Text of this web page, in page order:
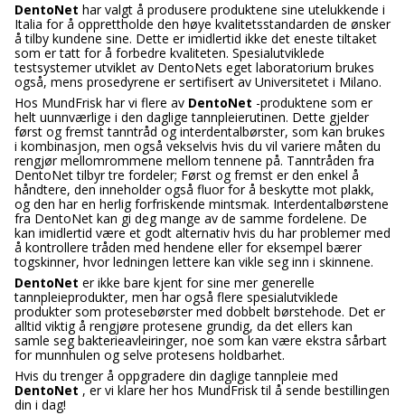
DentoNet har valgt å produsere produktene sine utelukkende i
Italia for å opprettholde den høye kvalitetsstandarden de ønsker
å tilby kundene sine. Dette er imidlertid ikke det eneste tiltaket
som er tatt for å forbedre kvaliteten. Spesialutviklede
testsystemer utviklet av DentoNets eget laboratorium brukes
også, mens prosedyrene er sertifisert av Universitetet i Milano.
Hos MundFrisk har vi flere av DentoNet -produktene som er
helt uunnværlige i den daglige tannpleierutinen. Dette gjelder
først og fremst tanntråd og interdentalbørster, som kan brukes
i kombinasjon, men også vekselvis hvis du vil variere måten du
rengjør mellomrommene mellom tennene på. Tanntråden fra
DentoNet tilbyr tre fordeler; Først og fremst er den enkel å
håndtere, den inneholder også fluor for å beskytte mot plakk,
og den har en herlig forfriskende mintsmak. Interdentalbørstene
fra DentoNet kan gi deg mange av de samme fordelene. De
kan imidlertid være et godt alternativ hvis du har problemer med
å kontrollere tråden med hendene eller for eksempel bærer
togskinner, hvor ledningen lettere kan vikle seg inn i skinnene.
DentoNet er ikke bare kjent for sine mer generelle
tannpleieprodukter, men har også flere spesialutviklede
produkter som protesebørster med dobbelt børstehode. Det er
alltid viktig å rengjøre protesene grundig, da det ellers kan
samle seg bakterieavleiringer, noe som kan være ekstra sårbart
for munnhulen og selve protesens holdbarhet.
Hvis du trenger å oppgradere din daglige tannpleie med
DentoNet , er vi klare her hos MundFrisk til å sende bestillingen
din i dag!